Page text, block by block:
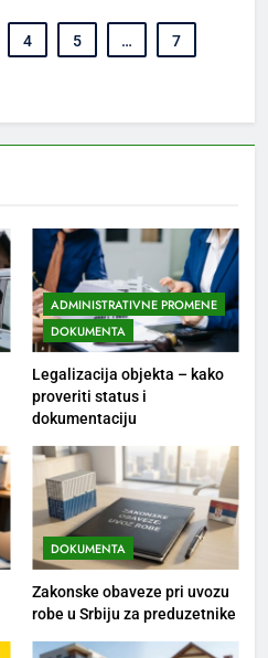
4 5 … 7
ADMINISTRATIVNE PROMENE
DOKUMENTA
Legalizacija objekta – kako
proveriti status i
dokumentaciju
DOKUMENTA
Zakonske obaveze pri uvozu
robe u Srbiju za preduzetnike